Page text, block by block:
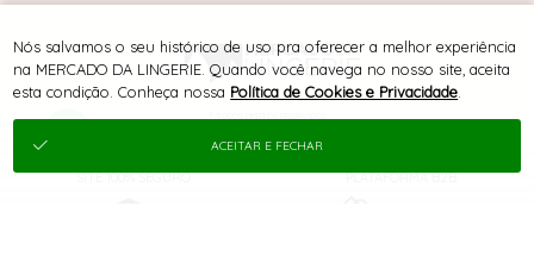
SITE 100% SEGURO PLATAFORMA B2B
Nós salvamos o seu histórico de uso pra oferecer a melhor experiência
na MERCADO DA LINGERIE. Quando você navega no nosso site, aceita
esta condição. Conheça nossa Política de Cookies e Privacidade
ACEITAR E FECHAR